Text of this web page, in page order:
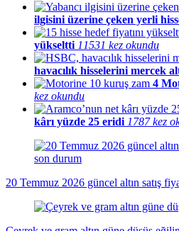
ilgisini üzerine çeken yerli
yükseltti 11531 kez okundu
havacılık hisselerini mercek
4
kez okundu
kârı yüzde 25 eridi 1787 kez
20 Temmuz 2026 güncel altın satış